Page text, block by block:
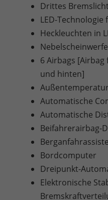
Drittes
LED-
Heckleuchten in
6 Airbags
und hinten]
Automatische
Automatische
Beifahrerairbag-
Bordcomputer
Dreipunkt-
Elektronische